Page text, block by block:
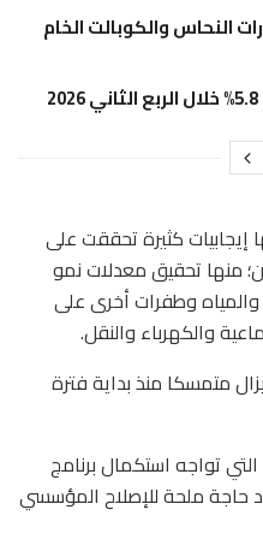
النحاس والكوبالت الخام
كثيرة تحققت على
منها تحقيق معدلات نمو
وطفرات أخرى على
والكهرباء والنقل.
متمسكا منذ بداية فترة
تواجه استكمال برنامج
حاجة ملحة للإصلاح المؤسسي